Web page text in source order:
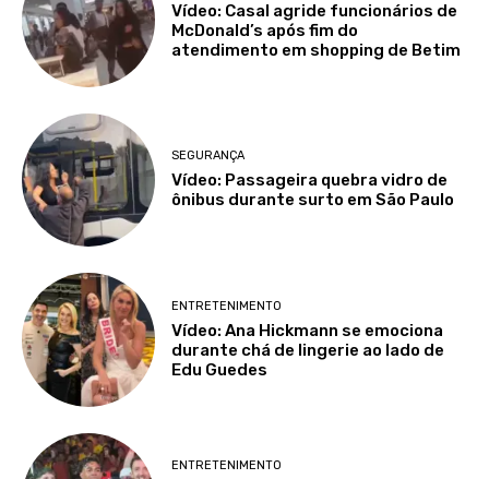
Vídeo: Casal agride funcionários de
McDonald’s após fim do
atendimento em shopping de Betim
SEGURANÇA
Vídeo: Passageira quebra vidro de
ônibus durante surto em São Paulo
ENTRETENIMENTO
Vídeo: Ana Hickmann se emociona
durante chá de lingerie ao lado de
Edu Guedes
ENTRETENIMENTO